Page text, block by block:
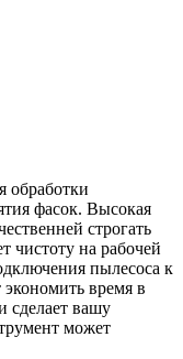
обработки
фасок. Высокая
строгать
чистоту на рабочей
пылесоса к
время в
сделает вашу
может